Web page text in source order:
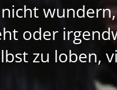
oder
zu loben,